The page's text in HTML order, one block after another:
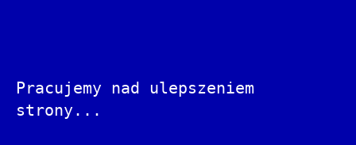
Pracujemy nad ulepszeniem
strony...